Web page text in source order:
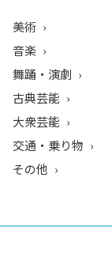
美術
音楽
舞踊・演劇
古典芸能
大衆芸能
交通・乗り物
その他